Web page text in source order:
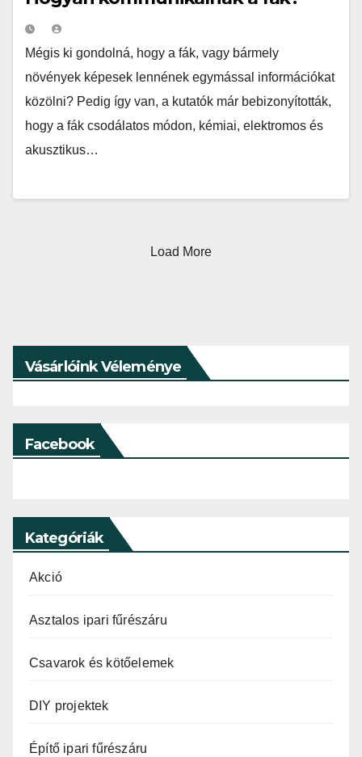
Mégis ki gondolná, hogy a fák, vagy bármely
növények képesek lennének egymással információkat
közölni? Pedig így van, a kutatók már bebizonyították,
hogy a fák csodálatos módon, kémiai, elektromos és
akusztikus…
Load More
Vásárlóink Véleménye
Facebook
Kategóriák
Akció
Asztalos ipari fűrészáru
Csavarok és kötőelemek
DIY projektek
Építő ipari fűrészáru